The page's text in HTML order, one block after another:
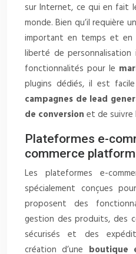
sur Internet, ce qui en fait
monde. Bien qu’il requière
important en temps et en
liberté de
fonctionnalités pour le
plugins dédiés, il est
campagnes de lead
de conversion et de suivre
Plateformes e-
commerce
Les plateformes e-
spécialement conçues
proposent des
gestion des produits, des
sécurisés et des
création d’une boutique